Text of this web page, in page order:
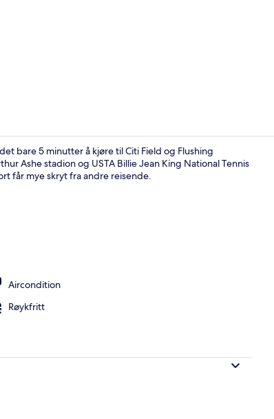
bare 5 minutter å kjøre til Citi Field og Flushing
Ashe stadion og USTA Billie Jean King National Tennis
får mye skryt fra andre reisende.
Aircondition
Røykfritt